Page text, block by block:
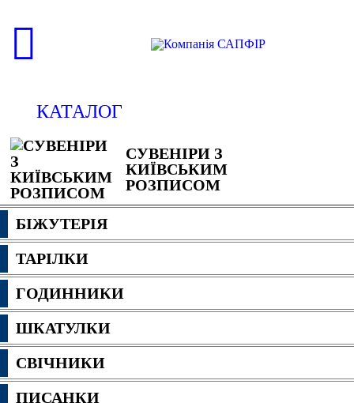
КАТАЛОГ
СУВЕНІРИ З
КИЇВСЬКИМ
РОЗПИСОМ
БІЖУТЕРІЯ
ТАРІЛКИ
ГОДИННИКИ
ШКАТУЛКИ
СВІЧНИКИ
ПИСАНКИ